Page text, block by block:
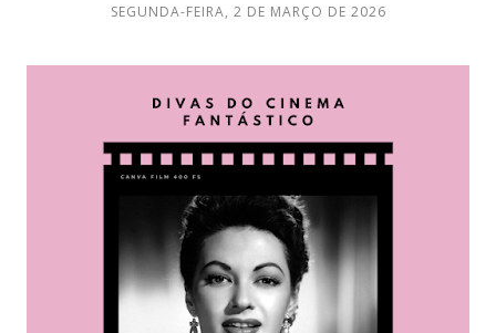
SEGUNDA-FEIRA, 2 DE MARÇO DE 2026